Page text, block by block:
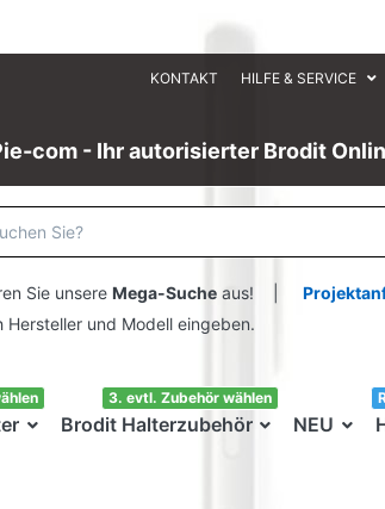
KONTAKT HILFE & SERVICE
com - Ihr autorisierter Brodit
Sie unsere Mega-Sucheaus! |
und Modell eingeben.
Brodit Halterzubehör
3. evtl. Zubehör wählen
NEU